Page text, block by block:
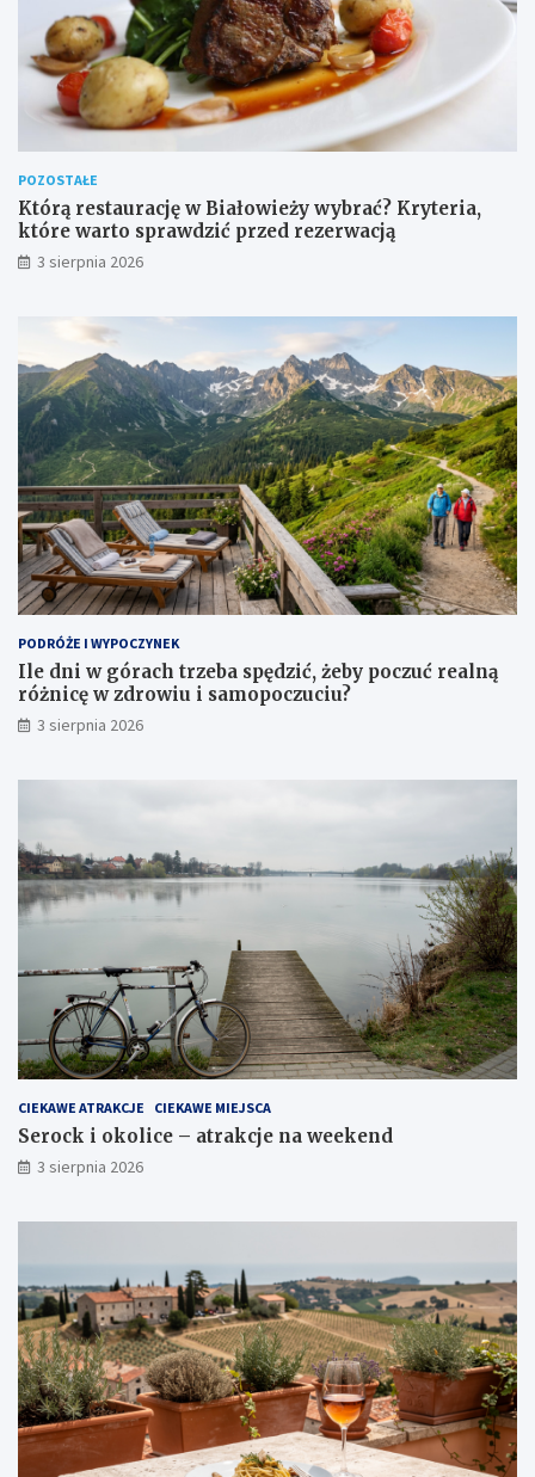
POZOSTAŁE
Którą restaurację w Białowieży wybrać? Kryteria,
które warto sprawdzić przed rezerwacją
3 sierpnia 2026
PODRÓŻE I WYPOCZYNEK
Ile dni w górach trzeba spędzić, żeby poczuć realną
różnicę w zdrowiu i samopoczuciu?
3 sierpnia 2026
CIEKAWE ATRAKCJE CIEKAWE MIEJSCA
Serock i okolice – atrakcje na weekend
3 sierpnia 2026